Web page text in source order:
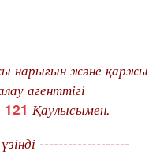
және қаржы
агенттігі
121 Қаулысымен.
-------------------